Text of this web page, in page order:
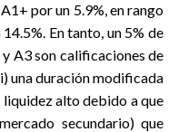
por un 5.9%, en rango
En tanto, un 5% de
A3 son calificaciones de
una duración modificada
alto debido a que
secundario) que